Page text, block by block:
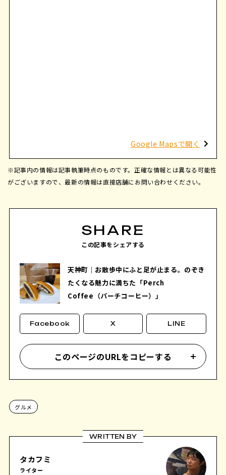
Google Mapsで開く
※記事内の情報は記事執筆時点のものです。正確な情報とは異なる可能性
がございますので、最新の情報は直接店舗にお問い合わせください。
SHARE
この記事をシェアする
天神町｜お散歩中にふと足が止まる。のぞき
たくなる魅力に満ちた「Perch
Coffee（パーチコーヒー）」
Facebook X LINE
このページのURLをコピーする
グルメ
WRITTEN BY
タカフミ
ライター